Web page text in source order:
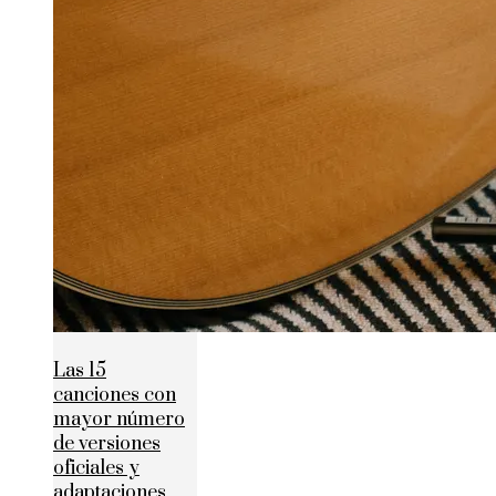
Las 15
canciones con
mayor número
de versiones
oficiales y